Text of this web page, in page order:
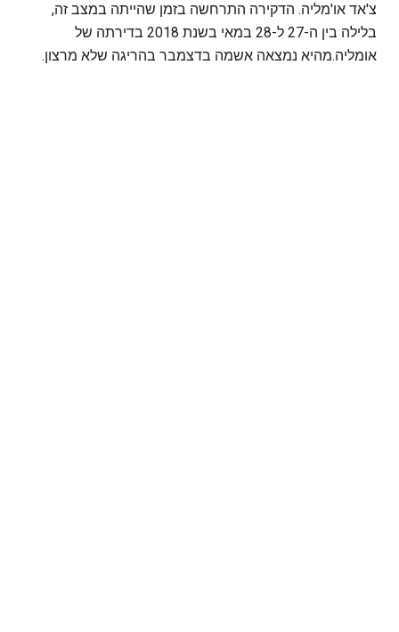
צ'אד או'מליה. הדקירה התרחשה בזמן שהייתה במצב זה,
בלילה בין ה-27 ל-28 במאי בשנת 2018 בדירתה של
אומליה.מהיא נמצאה אשמה בדצמבר בהריגה שלא מרצון.